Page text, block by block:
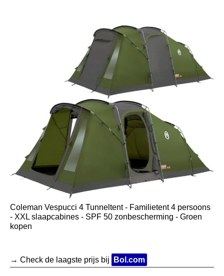
Coleman Vespucci 4 Tunneltent - Familietent 4 persoons
- XXL slaapcabines - SPF 50 zonbescherming - Groen
kopen
→ Check de laagste prijs bij Bol.com